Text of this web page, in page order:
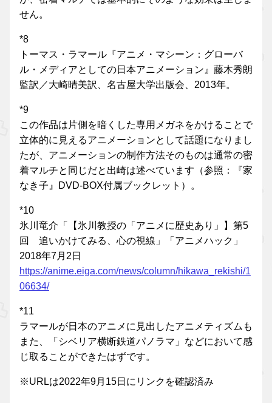
せん。
*8
トーマス・ラマール『アニメ・マシーン：グローバ
ル・メディアとしての日本アニメーション』藤木秀朗
監訳／大崎晴美訳、名古屋大学出版会、2013年。
*9
この作品は片側を暗くした専用メガネをかけることで
立体的に見えるアニメーションとして話題になりまし
たが、アニメーションの制作方法そのものは通常の密
着マルチと同じだと出崎は述べています（参照：『家
なき子』DVD-BOX付属ブックレット）。
*10
氷川竜介「【氷川教授の「アニメに歴史あり」】第5
回 追いかけてみる、心の視線」「アニメハック」
2018年7月2日
https://anime.eiga.com/news/column/hikawa_rekishi/1
06634/
*11
ラマールが日本のアニメに見出したアニメティズムも
また、「シベリア横断鉄道パノラマ」などにおいて感
じ取ることができたはずです。
※URLは2022年9月15日にリンクを確認済み